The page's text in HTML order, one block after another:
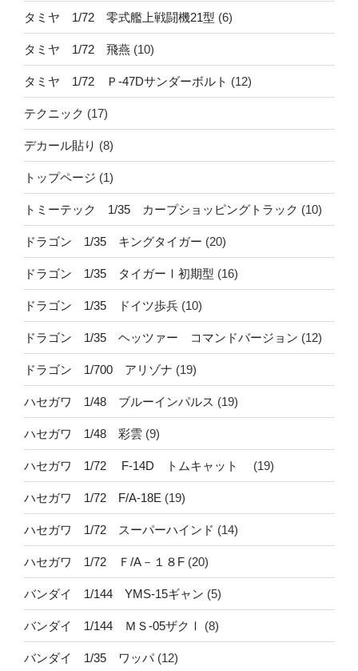
タミヤ 1/72 零式艦上戦闘機21型 (6)
タミヤ 1/72 飛燕 (10)
タミヤ 1/72 Ｐ-47Dサンダーボルト (12)
テクニック (17)
デカール貼り (8)
トップページ (1)
トミーテック 1/35 カープショッピングトラック (10)
ドラゴン 1/35 キングタイガー (20)
ドラゴン 1/35 タイガーⅠ初期型 (16)
ドラゴン 1/35 ドイツ歩兵 (10)
ドラゴン 1/35 ヘッツァー コマンドバージョン (12)
ドラゴン 1/700 アリゾナ (19)
ハセガワ 1/48 ブルーインパルス (19)
ハセガワ 1/48 彩雲 (9)
ハセガワ 1/72 F-14D トムキャット (19)
ハセガワ 1/72 F/A-18E (19)
ハセガワ 1/72 スーパーハインド (14)
ハセガワ 1/72 Ｆ/A－１８F (20)
バンダイ 1/144 YMS-15ギャン (5)
バンダイ 1/144 ＭＳ-05ザクⅠ (8)
バンダイ 1/35 ワッパ(12)